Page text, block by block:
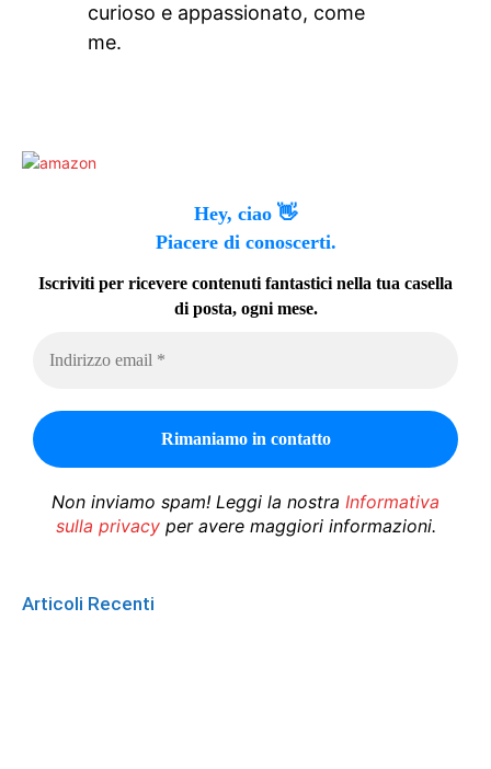
curioso e appassionato, come
me.
Hey, ciao 👋
Piacere di conoscerti.
Iscriviti per ricevere contenuti fantastici nella tua casella
di posta, ogni mese.
Non inviamo spam! Leggi la nostra Informativa
sulla privacyper avere maggiori informazioni.
Articoli Recenti